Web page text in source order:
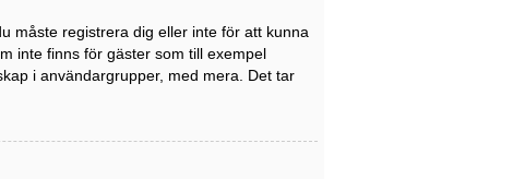
måste registrera dig eller inte för att kunna
inte finns för gäster som till exempel
i användargrupper, med mera. Det tar